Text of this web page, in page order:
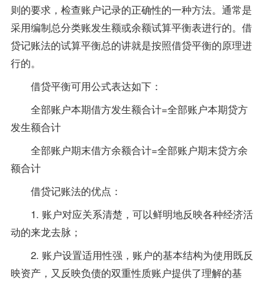
则的要求，检查账户记录的正确性的一种方法。通常是
采用编制总分类账发生额或余额试算平衡表进行的。借
贷记账法的试算平衡总的讲就是按照借贷平衡的原理进
行的。
借贷平衡可用公式表达如下：
全部账户本期借方发生额合计=全部账户本期贷方
发生额合计
全部账户期末借方余额合计=全部账户期末贷方余
额合计
借贷记账法的优点：
1. 账户对应关系清楚，可以鲜明地反映各种经济活
动的来龙去脉；
2. 账户设置适用性强，账户的基本结构为使用既反
映资产，又反映负债的双重性质账户提供了理解的基